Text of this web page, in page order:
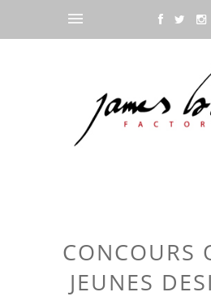
CONCOURS
JEUNES